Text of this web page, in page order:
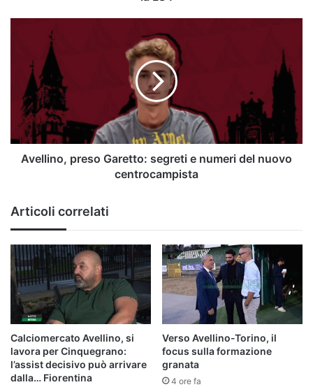
segreti
numeri
del
nuovo
centrocampista
Avellino, preso Garetto: segreti e numeri del nuovo
centrocampista
Articoli correlati
Calciomercato Avellino, si
lavora per Cinquegrano:
l’assist decisivo può arrivare
dalla… Fiorentina
Verso Avellino-Torino, il
focus sulla formazione
granata
4 ore fa